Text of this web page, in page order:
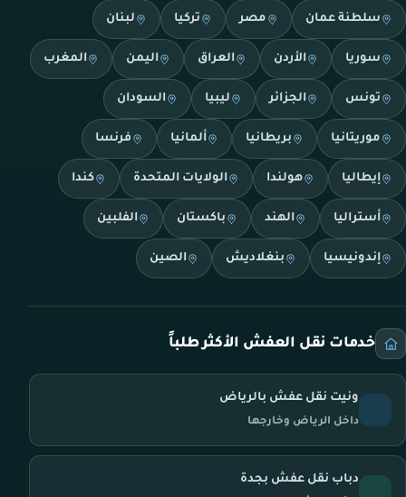
سلطنة عمان مصر تركيا لبنان
سوريا الأردن العراق اليمن المغرب
تونس الجزائر ليبيا السودان
موريتانيا بريطانيا ألمانيا فرنسا
إيطاليا هولندا الولايات المتحدة كندا
أستراليا الهند باكستان الفلبين
إندونيسيا بنغلاديش الصين
خدمات نقل العفش الأكثر طلباً
ونيت نقل عفش بالرياض
داخل الرياض وخارجها
دباب نقل عفش بجدة